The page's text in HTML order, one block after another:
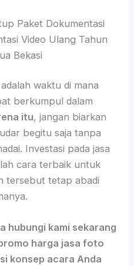
Paket Dokumentasi
Video Ulang Tahun
Bekasi
waktu di mana
berkumpul dalam
itu, jangan biarkan
begitu saja tanpa
Investasi pada jasa
cara terbaik untuk
tersebut tetap abadi
hubungi kami sekarang
harga jasa foto
konsep acara Anda